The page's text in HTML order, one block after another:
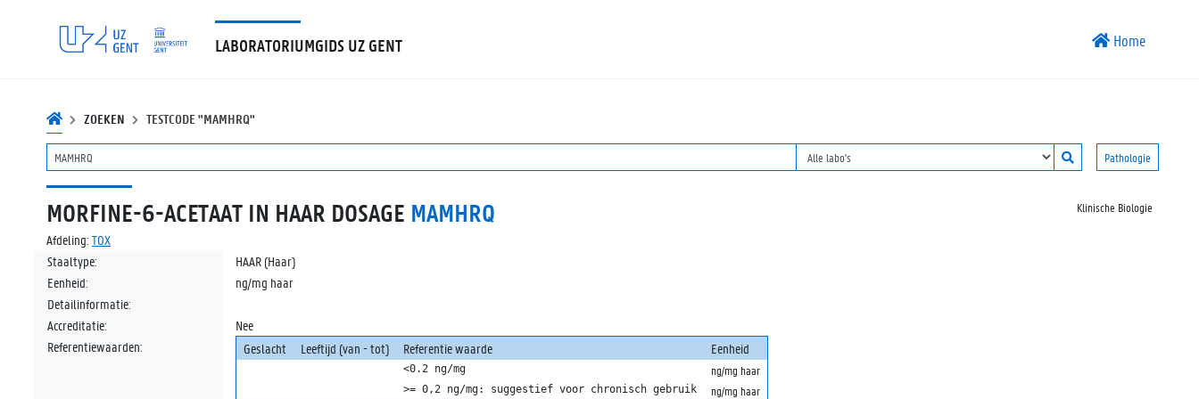
LABORATORIUMGIDS UZ GENT Home
ZOEKEN TESTCODE "MAMHRQ"
Pathologie
MORFINE-6-ACETAAT IN HAAR DOSAGE MAMHRQ Klinische Biologie
Afdeling: TOX
Staaltype:
HAAR (Haar)
Eenheid:
ng/mg haar
Detailinformatie:
Accreditatie:
Nee
Referentiewaarden:
Geslacht Leeftijd (van - tot) Referentie waarde Eenheid
<0.2 ng/mg ng/mg haar
>= 0,2 ng/mg: suggestief voor chronisch gebruik ng/mg haar